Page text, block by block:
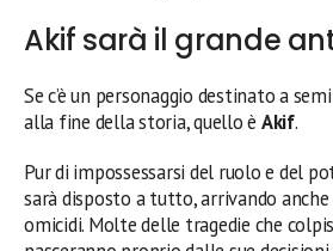
Akif sarà il grande
Se c’è un personaggio destinato a
alla fine della storia, quello è Akif.
Pur di impossessarsi del ruolo e del
sarà disposto a tutto, arrivando
omicidi. Molte delle tragedie che